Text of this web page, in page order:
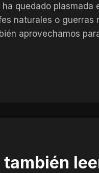
quedado plasmada
naturales o guerras
aprovechamos